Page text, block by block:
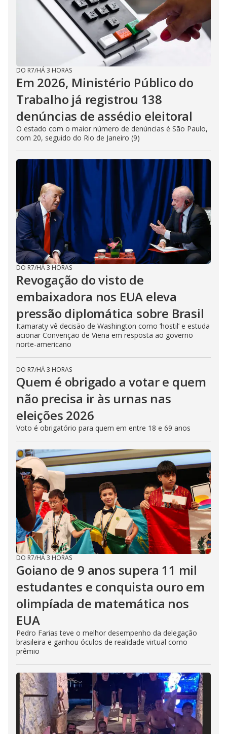
DO R7/HÁ 3 HORAS
Em 2026, Ministério Público do
Trabalho já registrou 138
denúncias de assédio eleitoral
O estado com o maior número de denúncias é São Paulo,
com 20, seguido do Rio de Janeiro (9)
DO R7/HÁ 3 HORAS
Revogação do visto de
embaixadora nos EUA eleva
pressão diplomática sobre Brasil
Itamaraty vê decisão de Washington como ‘hostil’ e estuda
acionar Convenção de Viena em resposta ao governo
norte-americano
DO R7/HÁ 3 HORAS
Quem é obrigado a votar e quem
não precisa ir às urnas nas
eleições 2026
Voto é obrigatório para quem em entre 18 e 69 anos
DO R7/HÁ 3 HORAS
Goiano de 9 anos supera 11 mil
estudantes e conquista ouro em
olimpíada de matemática nos
EUA
Pedro Farias teve o melhor desempenho da delegação
brasileira e ganhou óculos de realidade virtual como
prêmio